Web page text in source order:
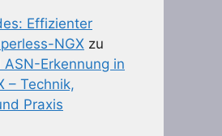
Effizienter
NGX zu
Erkennung in
– Technik,
Praxis